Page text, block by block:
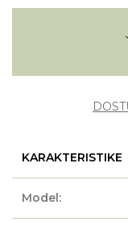
KARAKTERISTIKE
Model: